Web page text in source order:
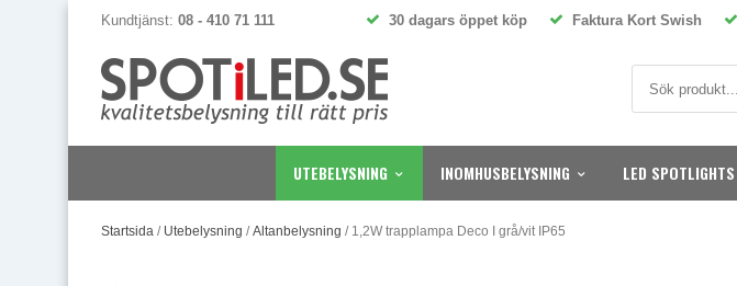
Kundtjänst: 08 - 410 71 111 30 dagars öppet köp Faktura Kort Swish
UTEBELYSNING INOMHUSBELYSNING LED SPOTLIGHTS
Startsida / Utebelysning /Altanbelysning / 1,2W trapplampa Deco I grå/vit IP65